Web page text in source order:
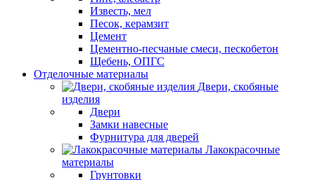
Известь, мел
Песок, керамзит
Цемент
Цементно-песчаные смеси, пескобетон
Щебень, ОПГС
Отделочные материалы
Двери, скобяные
изделия
Двери
Замки навесные
Фурнитура для дверей
Лакокрасочные
материалы
Грунтовки